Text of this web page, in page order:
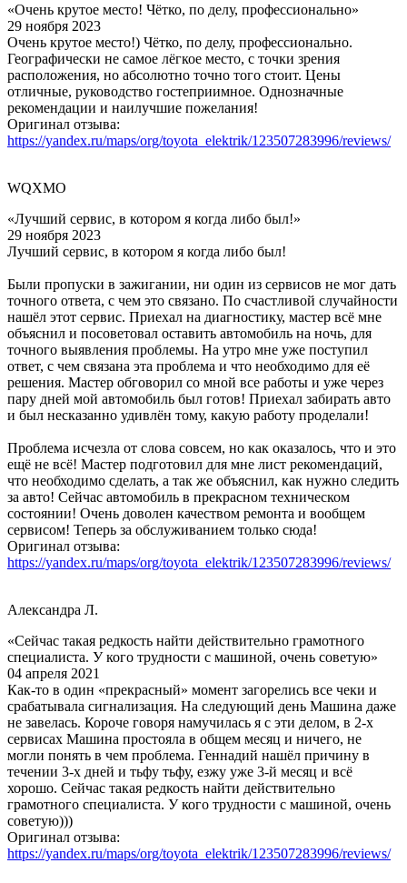
«Очень крутое место! Чётко, по делу, профессионально»
29 ноября 2023
Очень крутое место!) Чётко, по делу, профессионально.
Географически не самое лёгкое место, с точки зрения
расположения, но абсолютно точно того стоит. Цены
отличные, руководство гостеприимное. Однозначные
рекомендации и наилучшие пожелания!
Оригинал отзыва:
https://yandex.ru/maps/org/toyota_elektrik/123507283996/reviews/
WQXMO
«Лучший сервис, в котором я когда либо был!»
29 ноября 2023
Лучший сервис, в котором я когда либо был!
Были пропуски в зажигании, ни один из сервисов не мог дать
точного ответа, с чем это связано. По счастливой случайности
нашёл этот сервис. Приехал на диагностику, мастер всё мне
объяснил и посоветовал оставить автомобиль на ночь, для
точного выявления проблемы. На утро мне уже поступил
ответ, с чем связана эта проблема и что необходимо для её
решения. Мастер обговорил со мной все работы и уже через
пару дней мой автомобиль был готов! Приехал забирать авто
и был несказанно удивлён тому, какую работу проделали!
Проблема исчезла от слова совсем, но как оказалось, что и это
ещё не всё! Мастер подготовил для мне лист рекомендаций,
что необходимо сделать, а так же объяснил, как нужно следить
за авто! Сейчас автомобиль в прекрасном техническом
состоянии! Очень доволен качеством ремонта и вообщем
сервисом! Теперь за обслуживанием только сюда!
Оригинал отзыва:
https://yandex.ru/maps/org/toyota_elektrik/123507283996/reviews/
Александра Л.
«Сейчас такая редкость найти действительно грамотного
специалиста. У кого трудности с машиной, очень советую»
04 апреля 2021
Как-то в один «прекрасный» момент загорелись все чеки и
срабатывала сигнализация. На следующий день Машина даже
не завелась. Короче говоря намучилась я с эти делом, в 2-х
сервисах Машина простояла в общем месяц и ничего, не
могли понять в чем проблема. Геннадий нашёл причину в
течении 3-х дней и тьфу тьфу, езжу уже 3-й месяц и всё
хорошо. Сейчас такая редкость найти действительно
грамотного специалиста. У кого трудности с машиной, очень
советую)))
Оригинал отзыва:
https://yandex.ru/maps/org/toyota_elektrik/123507283996/reviews/